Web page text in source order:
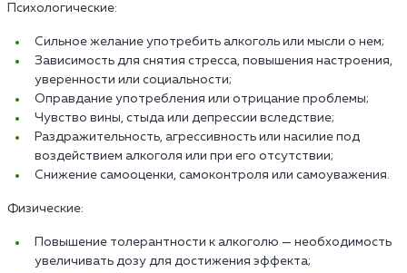
Психологические:
Сильное желание употребить алкоголь или мысли о нем;
Зависимость для снятия стресса, повышения настроения,
уверенности или социальности;
Оправдание употребления или отрицание проблемы;
Чувство вины, стыда или депрессии вследствие;
Раздражительность, агрессивность или насилие под
воздействием алкоголя или при его отсутствии;
Снижение самооценки, самоконтроля или самоуважения.
Физические:
Повышение толерантности к алкоголю — необходимость
увеличивать дозу для достижения эффекта;